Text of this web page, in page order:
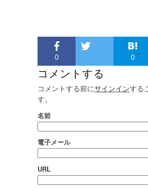
0 0
コメントする
コメントする前にサインインする
す。
名前
電子メール
URL